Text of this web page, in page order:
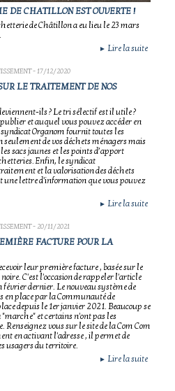
DE CHATILLON EST OUVERTE !
de Châtillon a eu lieu le 23 mars
► Lire la suite
- 17/12/2020
LE TRAITEMENT DE NOS
ils ? Le tri sélectif est il utile ?
et auquel vous pouvez accéder en
Organom fournit toutes les
de vos déchets ménagers mais
sacs jaunes et les points d’apport
Enfin, le syndicat
et la valorisation des déchets
lettre d'information que vous pouvez
► Lire la suite
- 20/11/2021
FACTURE POUR LA
leur première facture , basée sur le
C'est l'occasion de rappeler l'article
dernier. Le nouveau système de
en place par la Communauté de
depuis le 1er janvier 2021. Beaucoup se
et certains n'ont pas les
Renseignez vous sur le site de la Com Com
en activant l'adresse , il permet de
usagers du territoire.
► Lire la suite